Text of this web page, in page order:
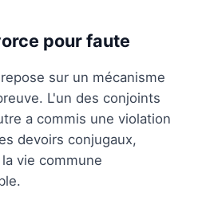
pour faute
repose sur un mécanisme
L'un des conjoints
a commis une violation
devoirs conjugaux,
vie commune